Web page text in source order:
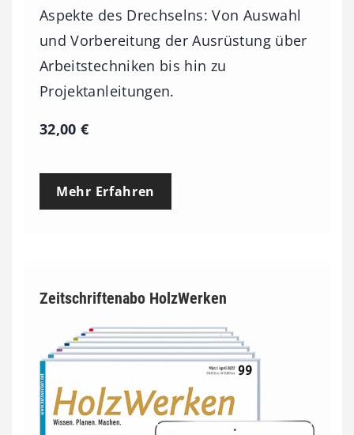
Aspekte des Drechselns: Von Auswahl
und Vorbereitung der Ausrüstung über
Arbeitstechniken bis hin zu
Projektanleitungen.
32,00€
Mehr Erfahren
Zeitschriftenabo HolzWerken